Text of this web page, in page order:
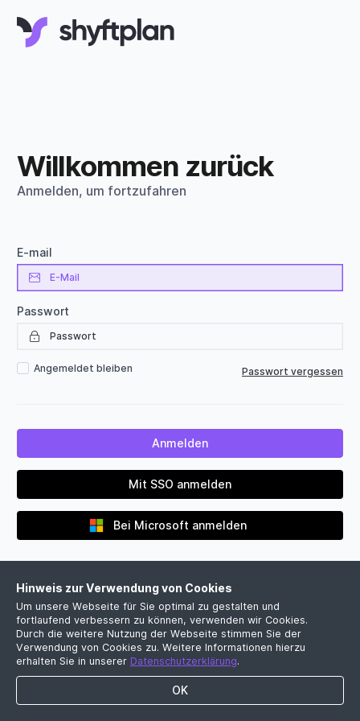
Willkommen zurück
Anmelden, um fortzufahren
E-mail
Passwort
Angemeldet bleiben Passwort vergessen
Mit SSO anmelden
Bei Microsoft anmelden
Noch kein Firmenkonto?
Jetzt kostenlose Demo vereinbaren
Hinweis zur Verwendung von Cookies
Um unsere Webseite für Sie optimal zu gestalten und
fortlaufend verbessern zu können, verwenden wir Cookies.
Durch die weitere Nutzung der Webseite stimmen Sie der
Verwendung von Cookies zu. Weitere Informationen hierzu
erhalten Sie in unserer Datenschutzerklärung.
OK